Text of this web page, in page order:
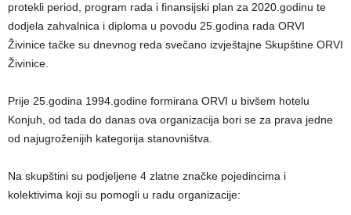
protekli period, program rada i finansijski plan za 2020.godinu te
dodjela zahvalnica i diploma u povodu 25.godina rada ORVI
Živinice tačke su dnevnog reda svečano izvještajne Skupštine ORVI
Živinice.
Prije 25.godina 1994.godine formirana ORVI u bivšem hotelu
Konjuh, od tada do danas ova organizacija bori se za prava jedne
od najugroženijih kategorija stanovništva.
Na skupštini su podjeljene 4 zlatne značke pojedincima i
kolektivima koji su pomogli u radu organizacije: